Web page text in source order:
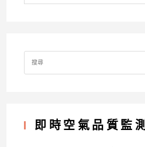
Search
for:
即時空氣品質監測